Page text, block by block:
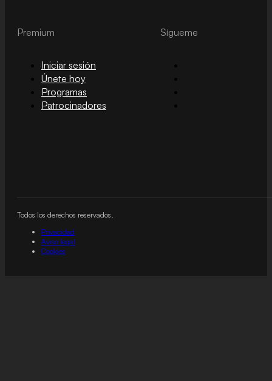
Premium
Iniciar sesión
Únete hoy
Programas
Patrocinadores
Sígueme
Todos los derechos reservados.
Privacidad
Aviso legal
Cookies